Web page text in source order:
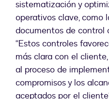
sistematización y
operativos clave, como
documentos de control
“Estos controles
más clara con el
al proceso de
compromisos y los
aceptados por el